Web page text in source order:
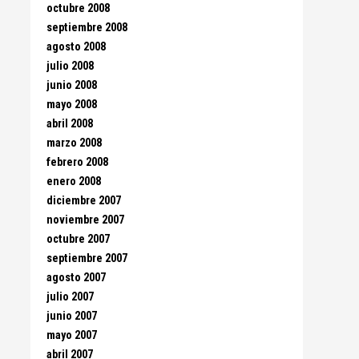
octubre 2008
septiembre 2008
agosto 2008
julio 2008
junio 2008
mayo 2008
abril 2008
marzo 2008
febrero 2008
enero 2008
diciembre 2007
noviembre 2007
octubre 2007
septiembre 2007
agosto 2007
julio 2007
junio 2007
mayo 2007
abril 2007